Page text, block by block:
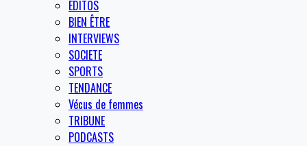
EDITOS
BIEN ÊTRE
INTERVIEWS
SOCIETE
SPORTS
TENDANCE
Vécus de femmes
TRIBUNE
PODCASTS